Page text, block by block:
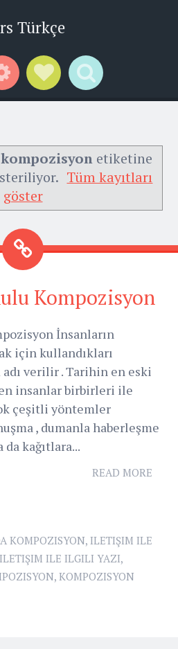
Türkçe
WidgetsSocial Links
Search
etiketine
Tüm kayıtları
göster
Kompozisyon
İnsanların
için kullandıkları
verilir . Tarihin en eski
insanlar birbirleri ile
çeşitli yöntemler
, dumanla haberleşme
da kağıtlara...
READ MORE
KOMPOZISYON, ILETIŞIM ILE
ILETIŞIM ILE ILGILI YAZI,
, KOMPOZISYON